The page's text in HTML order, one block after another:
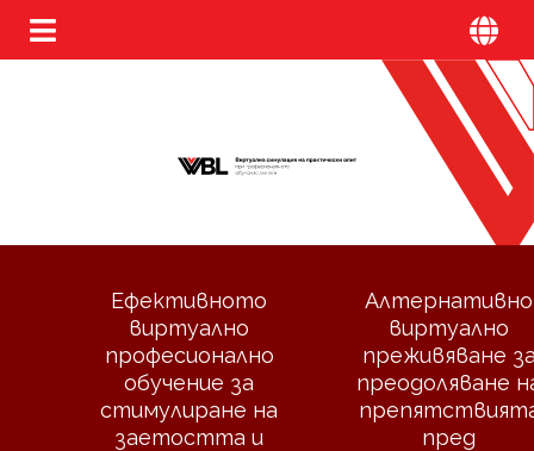
Ефективното
виртуално
професионално
обучение за
стимулиране на
заетостта и
Алтернативно
виртуално
преживяване
преодоляване
пред